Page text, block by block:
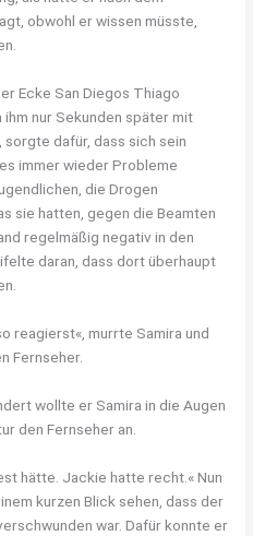
obwohl er wissen müsste,
Ecke San Diegos Thiago
nur Sekunden später mit
dafür, dass sich sein
immer wieder Probleme
die Drogen
sie hatten, gegen die Beamten
regelmäßig negativ in den
daran, dass dort überhaupt
reagierst«, murrte Samira und
Fernseher.
wollte er Samira in die Augen
den Fernseher an.
hätte. Jackie hatte recht.« Nun
kurzen Blick sehen, dass der
war. Dafür konnte er